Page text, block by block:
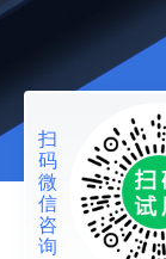
扫
码
微
信
咨
询